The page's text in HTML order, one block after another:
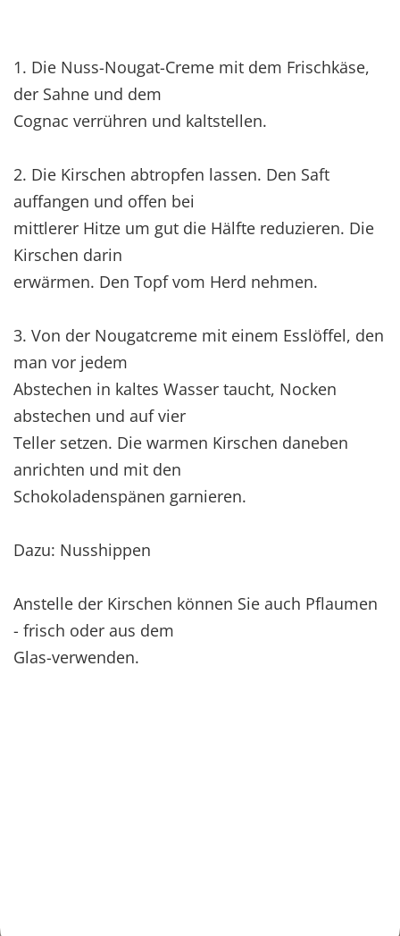
1. Die Nuss-Nougat-Creme mit dem Frischkäse,
der Sahne und dem
Cognac verrühren und kaltstellen.
2. Die Kirschen abtropfen lassen. Den Saft
auffangen und offen bei
mittlerer Hitze um gut die Hälfte reduzieren. Die
Kirschen darin
erwärmen. Den Topf vom Herd nehmen.
3. Von der Nougatcreme mit einem Esslöffel, den
man vor jedem
Abstechen in kaltes Wasser taucht, Nocken
abstechen und auf vier
Teller setzen. Die warmen Kirschen daneben
anrichten und mit den
Schokoladenspänen garnieren.
Dazu: Nusshippen
Anstelle der Kirschen können Sie auch Pflaumen
- frisch oder aus dem
Glas-verwenden.